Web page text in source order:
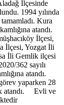
İlçesinde
1994 yılında
Kura
atandı.
İlçesi,
İlçesi, Yozgat İli
İli Gemlik ilçesi
362 sayılı
atandı.
yaparken 28
atandı. Evli ve